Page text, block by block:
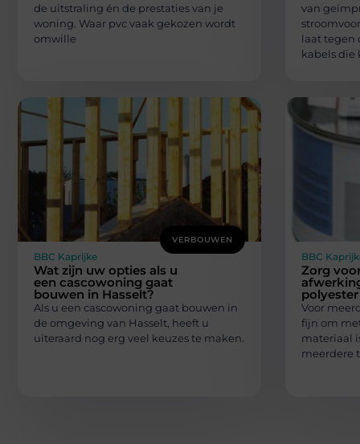
de uitstraling én de prestaties van je
woning. Waar pvc vaak gekozen wordt
omwille
van
laat tegen
kabels die
VERBOUWEN
BBC Kaprijke
Wat zijn uw opties als u
een cascowoning gaat
bouwen in Hasselt?
Als u een cascowoning gaat bouwen in
de omgeving van Hasselt, heeft u
uiteraard nog erg veel keuzes te maken.
BBC
Zorg
Voor
fijn om
materiaal
meerdere